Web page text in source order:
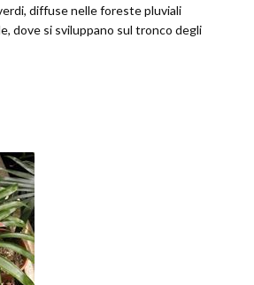
diffuse nelle foreste pluviali
dove si sviluppano sul tronco degli